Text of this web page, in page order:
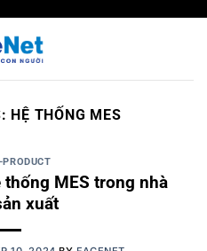
HỆ THỐNG MES
PRODUCT
MES trong nhà
xuất